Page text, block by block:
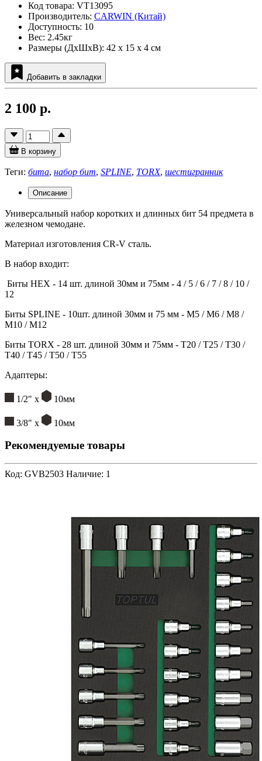
Код товара: VT13095
Производитель: CARWIN (Китай)
Доступность: 10
Вес: 2.45кг
Размеры (ДxШxВ): 42 x 15 x 4 см
Добавить в закладки
2 100 р.
В корзину
Теги: бита, набор бит, SPLINE, TORX, шестигранник
Описание
Универсальный набор коротких и длинных бит 54 предмета в
железном чемодане.
Материал изготовления CR-V сталь.
В набор входит:
Биты HEX - 14 шт. длиной 30мм и 75мм - 4 / 5 / 6 / 7 / 8 / 10 /
12
Биты SPLINE - 10шт. длиной 30мм и 75 мм - M5 / M6 / M8 /
M10 / M12
Биты TORX - 28 шт. длиной 30мм и 75мм - T20 / T25 / T30 /
T40 / T45 / T50 / T55
Адаптеры:
1/2" х 10мм
3/8" х 10мм
Рекомендуемые товары
Код: GVB2503 Наличие: 1